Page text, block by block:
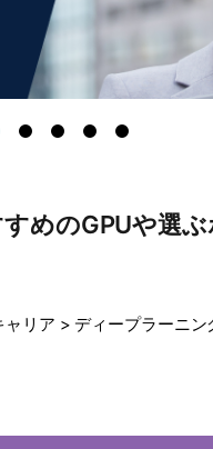
めのGPUや選ぶ
ャリア > ディープラーニン